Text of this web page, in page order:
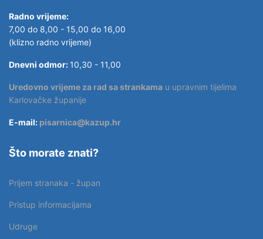
Radno vrijeme:
7,00 do 8,00 - 15,00 do 16,00
(klizno radno vrijeme)
Dnevni odmor: 10,30 - 11,00
Uredovno vrijeme za rad sa strankama u upravnim tijelima
Karlovačke županije
E-mail: pisarnica@kazup.hr
Što morate znati?
Prijem stranaka - župan
Pristup informacijama
Udruge